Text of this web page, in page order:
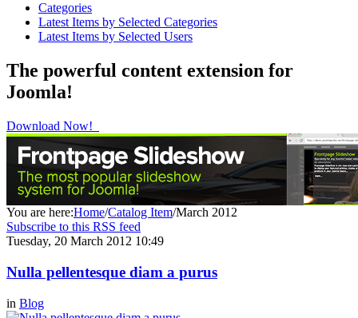
Categories
Latest Items by Selected Categories
Latest Items by Selected Users
The powerful content extension for
Joomla!
Download Now!
You are here:Home/Catalog Item/March 2012
Subscribe to this RSS feed
Tuesday, 20 March 2012 10:49
Nulla pellentesque diam a purus
in Blog